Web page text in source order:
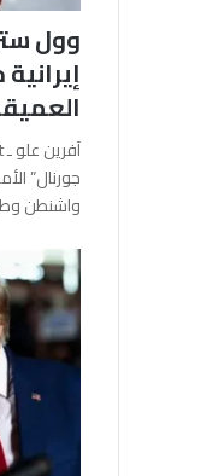
وول
جورنال”
واشنطن